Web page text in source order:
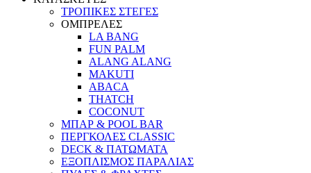
ΤΡΟΠΙΚΕΣ ΣΤΕΓΕΣ
ΟΜΠΡΕΛΕΣ
LA BANG
FUN PALM
ALANG ALANG
MAKUTI
ABACA
THATCH
COCONUT
ΜΠΑΡ & POOL BAR
ΠΕΡΓΚΟΛΕΣ CLASSIC
DECK & ΠΑΤΩΜΑΤΑ
ΕΞΟΠΛΙΣΜΟΣ ΠΑΡΑΛΙΑΣ